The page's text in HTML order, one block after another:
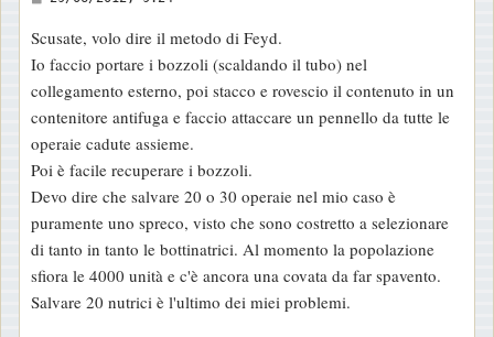
s
s
a
g
g
i
o
Scusate, volo dire il metodo di Feyd.
Io faccio portare i bozzoli (scaldando il tubo) nel
collegamento esterno, poi stacco e rovescio il contenuto in un
contenitore antifuga e faccio attaccare un pennello da tutte le
operaie cadute assieme.
Poi è facile recuperare i bozzoli.
Devo dire che salvare 20 o 30 operaie nel mio caso è
puramente uno spreco, visto che sono costretto a selezionare
di tanto in tanto le bottinatrici. Al momento la popolazione
sfiora le 4000 unità e c'è ancora una covata da far spavento.
Salvare 20 nutrici è l'ultimo dei miei problemi.